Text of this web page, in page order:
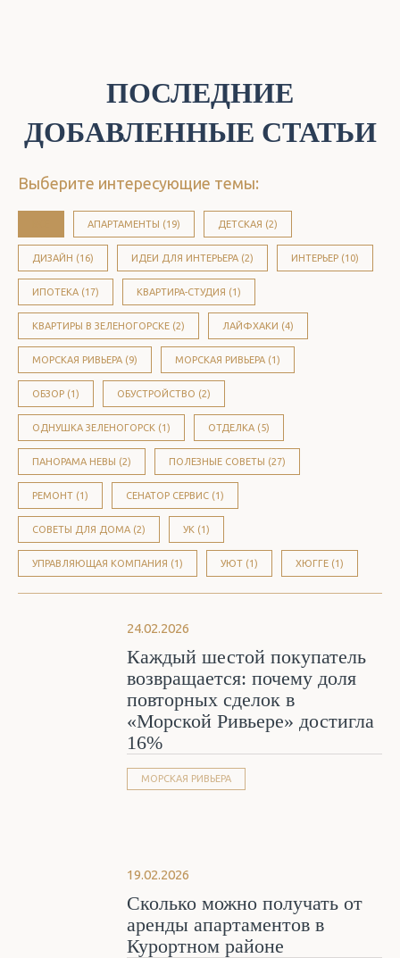
ПОСЛЕДНИЕ
ДОБАВЛЕННЫЕ СТАТЬИ
Выберите интересующие темы:
АПАРТАМЕНТЫ (19) ДЕТСКАЯ (2)
ДИЗАЙН (16) ИДЕИ ДЛЯ ИНТЕРЬЕРА (2) ИНТЕРЬЕР (10)
ИПОТЕКА (17) КВАРТИРА-СТУДИЯ (1)
КВАРТИРЫ В ЗЕЛЕНОГОРСКЕ (2) ЛАЙФХАКИ (4)
МОРСКАЯ РИВЬЕРА (9) МОРСКАЯ РИВЬЕРА (1)
ОБЗОР (1) ОБУСТРОЙСТВО (2)
ОДНУШКА ЗЕЛЕНОГОРСК (1) ОТДЕЛКА (5)
ПАНОРАМА НЕВЫ (2) ПОЛЕЗНЫЕ СОВЕТЫ (27)
РЕМОНТ (1) СЕНАТОР СЕРВИС (1)
СОВЕТЫ ДЛЯ ДОМА (2) УК (1)
УПРАВЛЯЮЩАЯ КОМПАНИЯ (1) УЮТ (1) ХЮГГЕ (1)
24.02.2026
Каждый шестой покупатель
возвращается: почему доля
повторных сделок в
«Морской Ривьере» достигла
16%
МОРСКАЯ РИВЬЕРА
19.02.2026
Сколько можно получать от
аренды апартаментов в
Курортном районе